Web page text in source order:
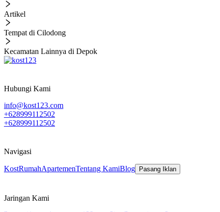
Artikel
Tempat di Cilodong
Kecamatan Lainnya di Depok
Hubungi Kami
info@kost123.com
+628999112502
+628999112502
Navigasi
KostRumahApartemenTentang KamiBlog Pasang Iklan
Jaringan Kami